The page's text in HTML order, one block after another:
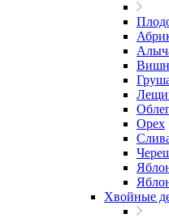
Орех
Хвойные